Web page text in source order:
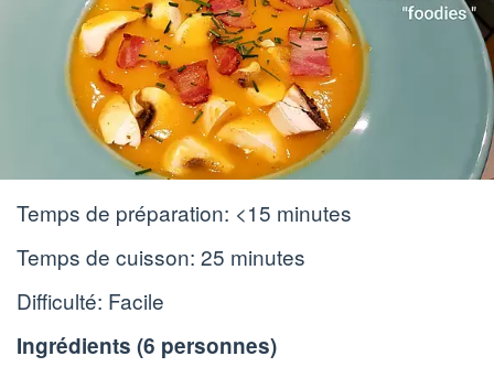
Temps de préparation: <15 minutes
Temps de cuisson: 25 minutes
Difficulté: Facile
Ingrédients (6 personnes)